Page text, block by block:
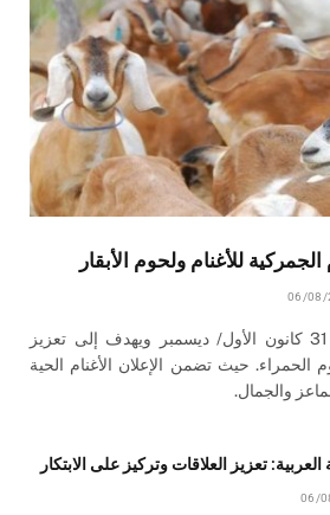
للأغنام ولحوم الأبقار
06/08/
يسري هذا الإجراء لغاية 31 كانون الأول/ ديسمبر ويهدف إلى تعزيز
الحمراء. حيث تضمن الإعلان الأغنام الحية
والجمال.
العربية: تعزيز العلاقات وتركيز على الابتكار
06/